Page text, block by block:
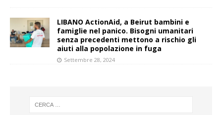
LIBANO ActionAid, a Beirut bambini e
famiglie nel panico. Bisogni umanitari
senza precedenti mettono a rischio gli
aiuti alla popolazione in fuga
Settembre 28, 2024